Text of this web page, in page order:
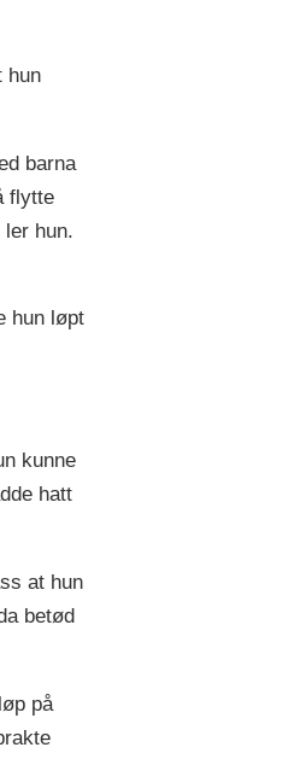
hun
barna
flytte
hun.
hun løpt
kunne
hatt
at hun
betød
på